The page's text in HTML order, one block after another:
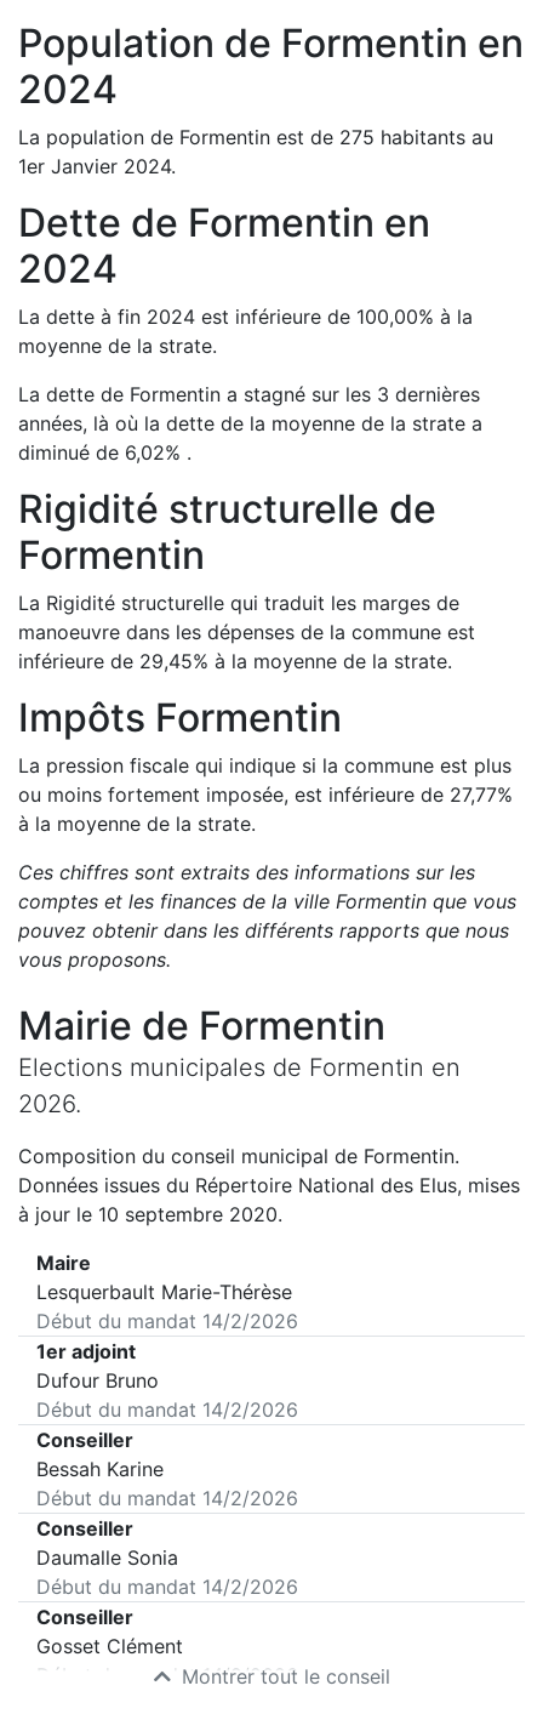
Population de Formentin en
2024
La population de Formentin est de 275 habitants au
1er Janvier 2024.
Dette de Formentin en
2024
La dette à fin 2024 est inférieure de 100,00% à la
moyenne de la strate.
La dette de Formentin a stagné sur les 3 dernières
années, là où la dette de la moyenne de la strate a
diminué de 6,02% .
Rigidité structurelle de
Formentin
La Rigidité structurelle qui traduit les marges de
manoeuvre dans les dépenses de la commune est
inférieure de 29,45% à la moyenne de la strate.
Impôts Formentin
La pression fiscale qui indique si la commune est plus
ou moins fortement imposée, est inférieure de 27,77%
à la moyenne de la strate.
Ces chiffres sont extraits des informations sur les
comptes et les finances de la ville Formentin que vous
pouvez obtenir dans les différents rapports que nous
vous proposons.
Mairie de Formentin
Elections municipales de Formentin en
2026.
Composition du conseil municipal de Formentin.
Données issues du Répertoire National des Elus, mises
à jour le 10 septembre 2020.
Maire
Lesquerbault Marie-Thérèse
Début du mandat 14/2/2026
1er adjoint
Dufour Bruno
Début du mandat 14/2/2026
Conseiller
Bessah Karine
Début du mandat 14/2/2026
Conseiller
Daumalle Sonia
Début du mandat 14/2/2026
Conseiller
Gosset Clément
Début du mandat14/2/2026
Montrer tout le conseil